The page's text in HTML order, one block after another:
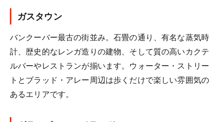
ガスタウン
バンクーバー最古の街並み。石畳の通り、有名な蒸気時
計、歴史的なレンガ造りの建物、そして質の高いカクテ
ルバーやレストランが揃います。ウォーター・ストリー
トとブラッド・アレー周辺は歩くだけで楽しい雰囲気の
あるエリアです。